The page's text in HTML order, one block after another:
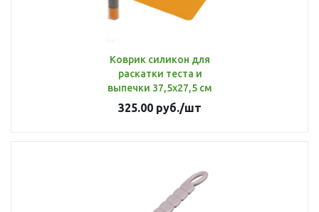
Коврик силикон для
раскатки теста и
выпечки 37,5х27,5 см
325.00 руб./шт